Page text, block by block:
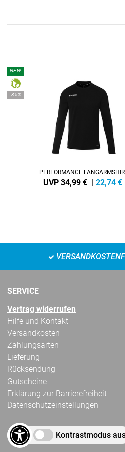
NEW
-35%
PERFORMANCE
UVP 34,99 € | 22,74 €
SERVICE
Vertrag widerrufen
Hilfe und Kontakt
Versandkosten
Zahlungsarten
Lieferung
Rücksendung
Gutscheine
Erklärung zur Barrierefreiheit
Datenschutzeinstellungen
Kontrastmodus